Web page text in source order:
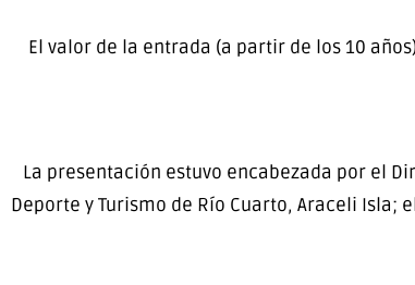
El valor de la entrada (a partir de los 10
La presentación estuvo encabezada por el
Deporte y Turismo de Río Cuarto, Araceli Isla;